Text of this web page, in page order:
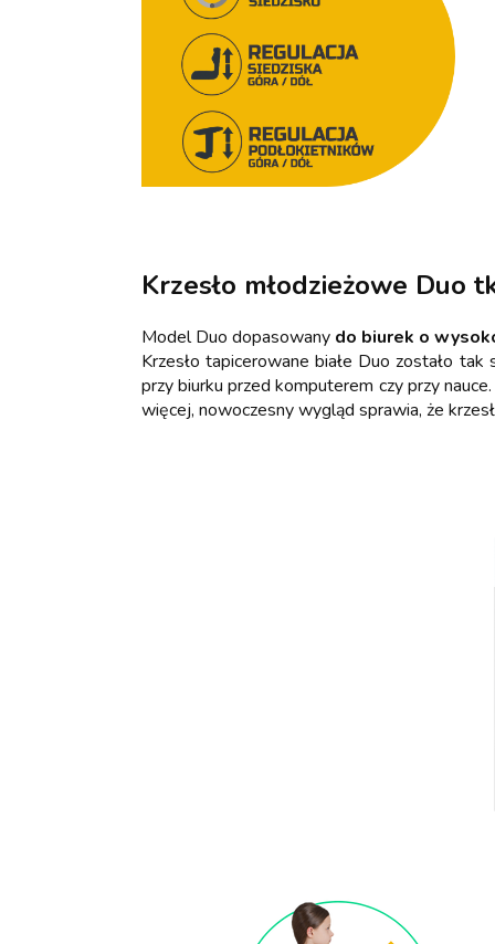
Krzesło młodzieżowe
Model Duo dopasowany do biurek o
Krzesło tapicerowane białe Duo zostało
przy biurku przed komputerem czy przy
więcej, nowoczesny wygląd sprawia, że